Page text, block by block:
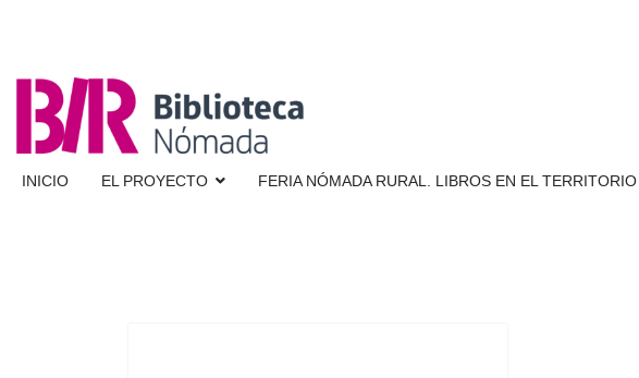
INICIO EL PROYECTO FERIA NÓMADA RURAL. LIBROS EN EL TERRITORIO